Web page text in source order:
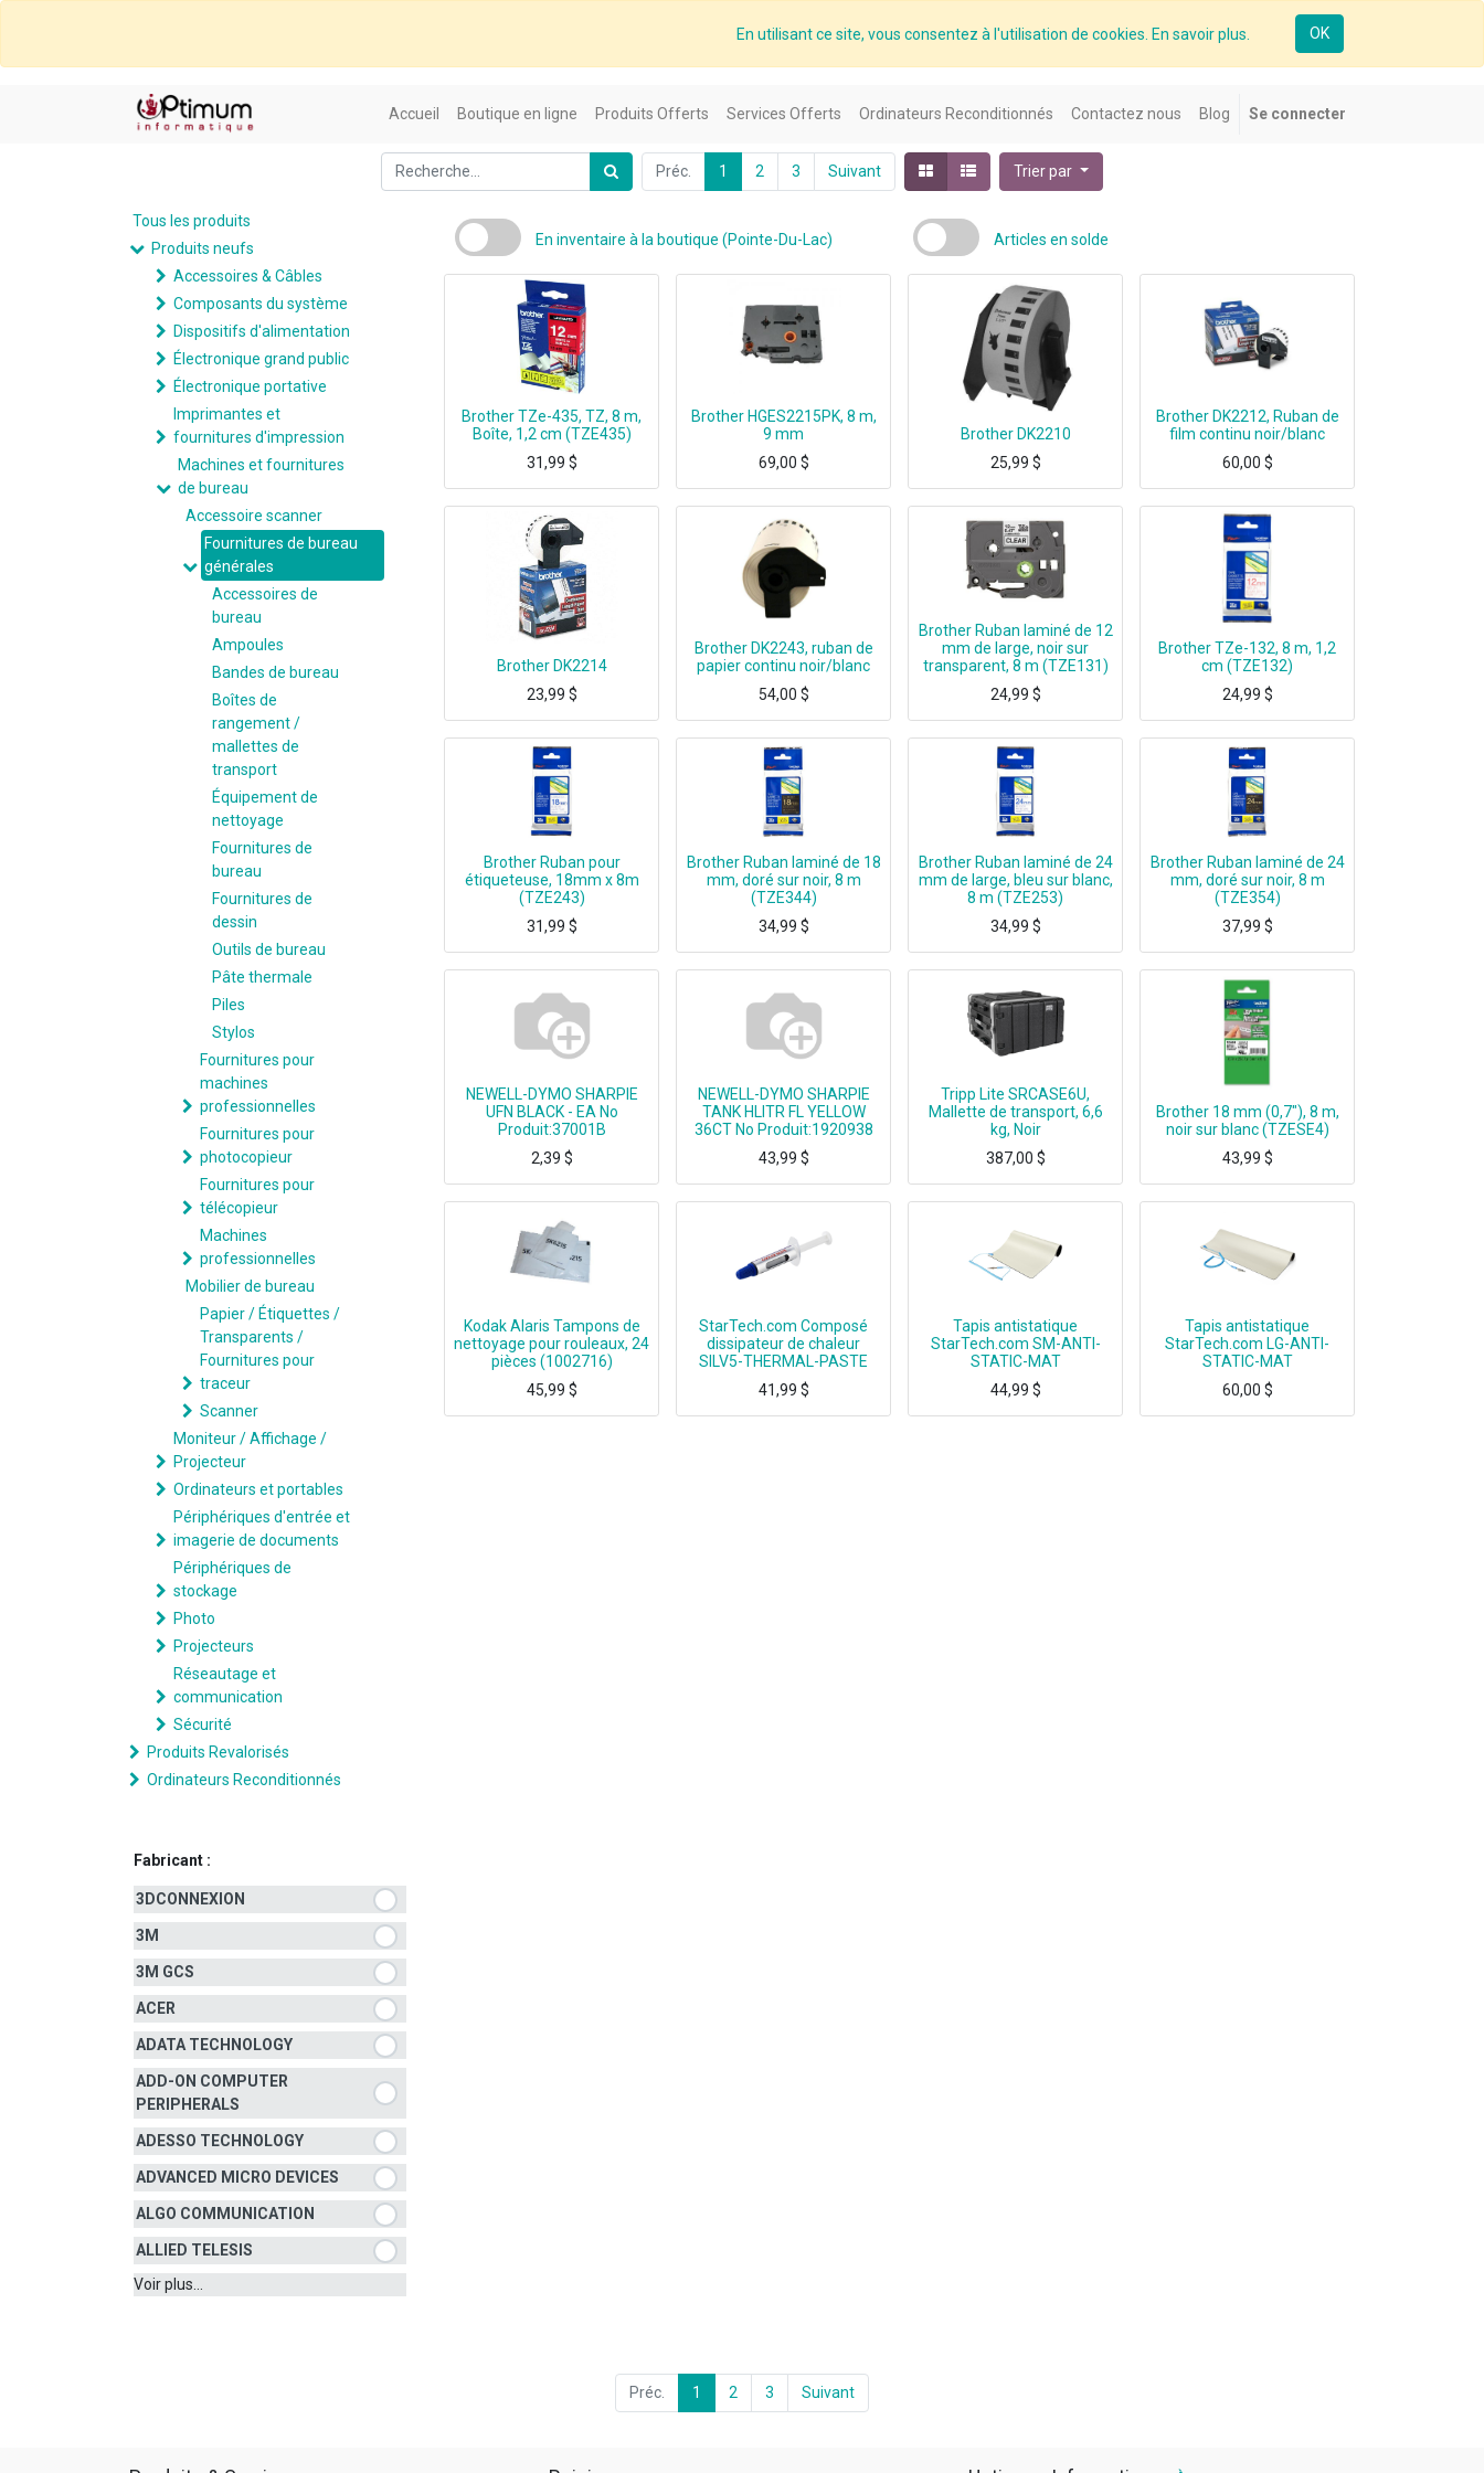
En utilisant ce site, vous consentez à l'utilisation de cookies. En savoir plus. OK
Accueil Boutique en ligne Produits Offerts Services Offerts Ordinateurs Reconditionnés Contactez nous Blog Se connecter
Préc. 1 2 3 Suivant Trier par
Tous les produits
Produits neufs
Accessoires & Câbles
Composants du système
Dispositifs d'alimentation
Électronique grand public
Électronique portative
Imprimantes et
fournitures d'impression
Machines et fournitures
de bureau
Accessoire scanner
Fournitures de bureau
générales
Accessoires de
bureau
Ampoules
Bandes de bureau
Boîtes de
rangement /
mallettes de
transport
Équipement de
nettoyage
Fournitures de
bureau
Fournitures de
dessin
Outils de bureau
Pâte thermale
Piles
Stylos
Fournitures pour
machines
professionnelles
Fournitures pour
photocopieur
Fournitures pour
télécopieur
Machines
professionnelles
Mobilier de bureau
Papier / Étiquettes /
Transparents /
Fournitures pour
traceur
Scanner
Moniteur / Affichage /
Projecteur
Ordinateurs et portables
Périphériques d'entrée et
imagerie de documents
Périphériques de
stockage
Photo
Projecteurs
Réseautage et
communication
Sécurité
Produits Revalorisés
Ordinateurs Reconditionnés
Fabricant :
3DCONNEXION
3M
3M GCS
ACER
ADATA TECHNOLOGY
ADD-ON COMPUTER
PERIPHERALS
ADESSO TECHNOLOGY
ADVANCED MICRO DEVICES
ALGO COMMUNICATION
ALLIED TELESIS
Voir plus...
En inventaire à la boutique (Pointe-Du-Lac) Articles en solde
Brother TZe-435, TZ, 8 m,
Boîte, 1,2 cm (TZE435)
31,99 $
Brother HGES2215PK, 8 m,
9 mm
69,00 $
Brother DK2210
25,99 $
Brother DK2212, Ruban de
film continu noir/blanc
60,00 $
Brother DK2214
23,99 $
Brother DK2243, ruban de
papier continu noir/blanc
54,00 $
Brother Ruban laminé de 12
mm de large, noir sur
transparent, 8 m (TZE131)
24,99 $
Brother TZe-132, 8 m, 1,2
cm (TZE132)
24,99 $
Brother Ruban pour
étiqueteuse, 18mm x 8m
(TZE243)
31,99 $
Brother Ruban laminé de 18
mm, doré sur noir, 8 m
(TZE344)
34,99 $
Brother Ruban laminé de 24
mm de large, bleu sur blanc,
8 m (TZE253)
34,99 $
Brother Ruban laminé de 24
mm, doré sur noir, 8 m
(TZE354)
37,99 $
NEWELL-DYMO SHARPIE
UFN BLACK - EA No
Produit:37001B
2,39 $
NEWELL-DYMO SHARPIE
TANK HLITR FL YELLOW
36CT No Produit:1920938
43,99 $
Tripp Lite SRCASE6U,
Mallette de transport, 6,6
kg, Noir
387,00 $
Brother 18 mm (0,7"), 8 m,
noir sur blanc (TZESE4)
43,99 $
Kodak Alaris Tampons de
nettoyage pour rouleaux, 24
pièces (1002716)
45,99 $
StarTech.com Composé
dissipateur de chaleur
SILV5-THERMAL-PASTE
41,99 $
Tapis antistatique
StarTech.com SM-ANTI-
STATIC-MAT
44,99 $
Tapis antistatique
StarTech.com LG-ANTI-
STATIC-MAT
60,00 $
Préc. 1 2 3 Suivant